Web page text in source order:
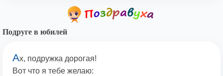
Подруге в юбилей
Ах, подружка дорогая!
Вот что я тебе желаю: